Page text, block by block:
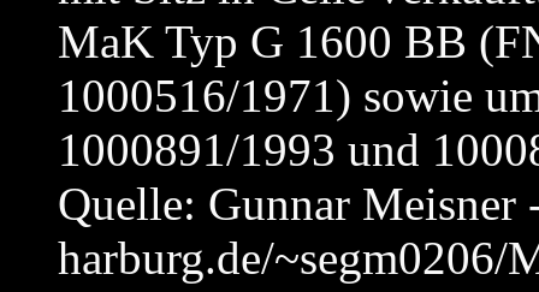
MaK Typ G 1600 BB
1000516/1971) sowie
1000891/1993 und
Quelle: Gunnar
harburg.de/~segm0206/